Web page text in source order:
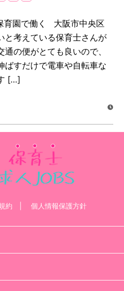
育園で働く 大阪市中央区
と考えている保育士さんが
の便がとても良いので、
ばすだけで電車や自転車な
[…]
約 個人情報保護方針